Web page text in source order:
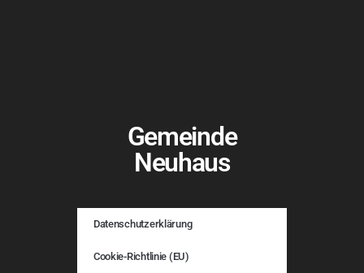
Gemeinde
Neuhaus
Datenschutzerklärung
Cookie-Richtlinie (EU)